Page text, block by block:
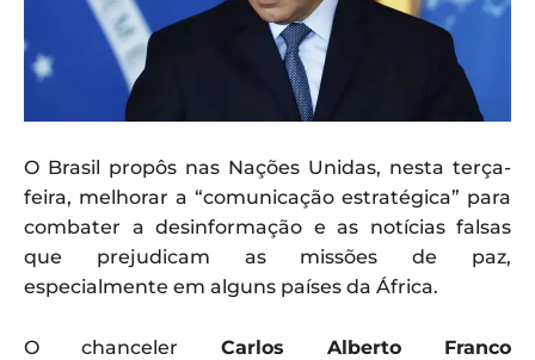
O Brasil propôs nas Nações Unidas, nesta terça-
feira, melhorar a “comunicação estratégica” para
combater a desinformação e as notícias falsas
que prejudicam as missões de paz,
especialmente em alguns países da África.
O chanceler Carlos Alberto Franco